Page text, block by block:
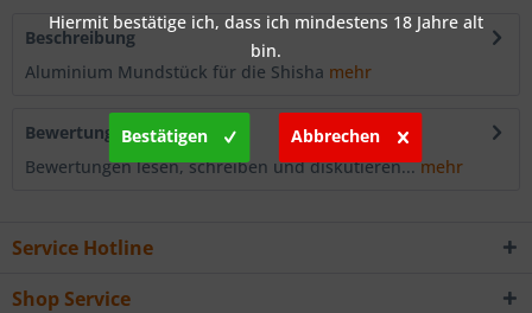
Beschreibung
Aluminium Mundstück für die Shisha mehr
Bewertungen
0
Bewertungen lesen, schreiben und diskutieren...mehr
Service Hotline
Shop Service
Hiermit bestätige ich, dass ich mindestens 18 Jahre alt
bin.
Bestätigen Abbrechen